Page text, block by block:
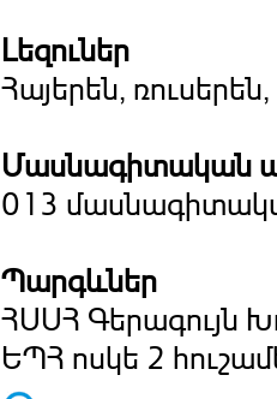
Լեզուներ
Հայերեն,
Մասնագիտական
013
Պարգևներ
ՀՍՍՀ Գերագույն
ԵՊՀ ոսկե 2